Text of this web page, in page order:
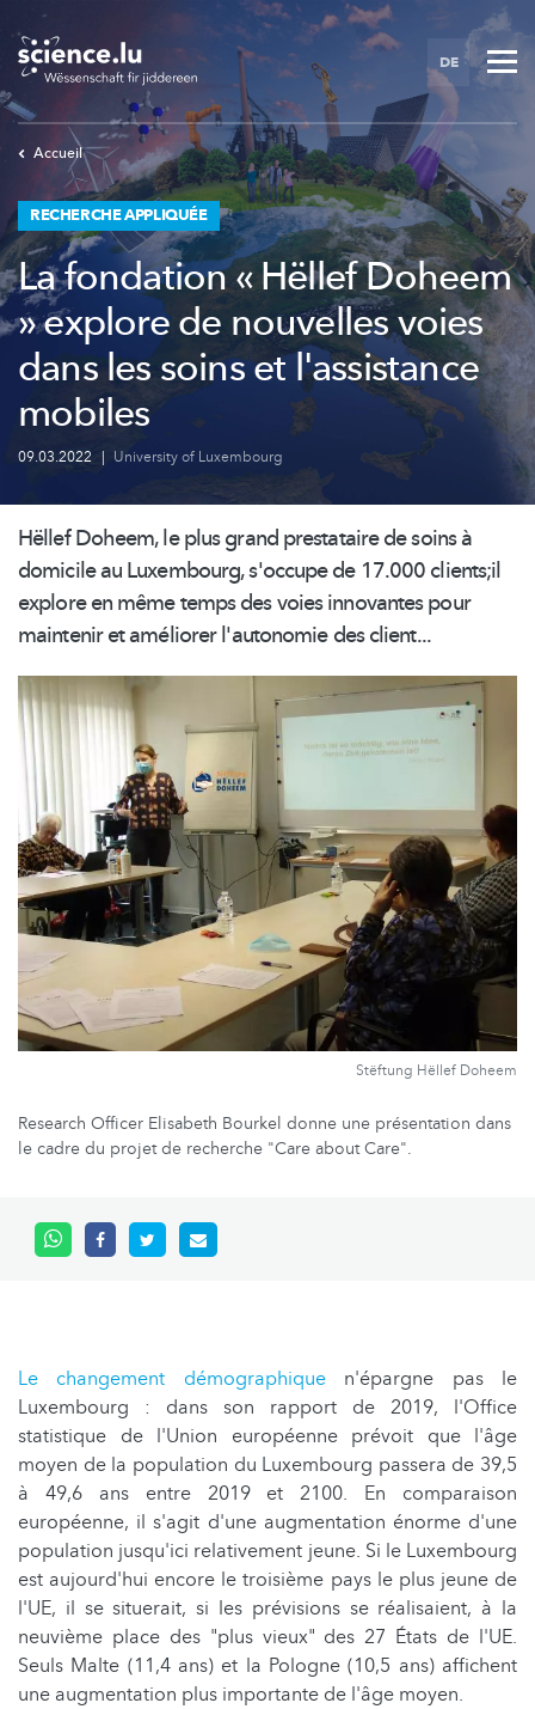
to
main
content
DE
Accueil
RECHERCHE APPLIQUÉE
La fondation « Hëllef Doheem
» explore de nouvelles voies
dans les soins et l'assistance
mobiles
09.03.2022 | University of Luxembourg
Hëllef Doheem, le plus grand prestataire de soins à
domicile au Luxembourg, s'occupe de 17.000 clients;il
explore en même temps des voies innovantes pour
maintenir et améliorer l'autonomie des client...
Stëftung Hëllef Doheem
Research Officer Elisabeth Bourkel donne une présentation dans
le cadre du projet de recherche "Care about Care".
Le changement démographiquen'épargne pas le
Luxembourg : dans son rapport de 2019, l'Office
statistique de l'Union européenne prévoit que l'âge
moyen de la population du Luxembourg passera de 39,5
à 49,6 ans entre 2019 et 2100. En comparaison
européenne, il s'agit d'une augmentation énorme d'une
population jusqu'ici relativement jeune. Si le Luxembourg
est aujourd'hui encore le troisième pays le plus jeune de
l'UE, il se situerait, si les prévisions se réalisaient, à la
neuvième place des "plus vieux" des 27 États de l'UE.
Seuls Malte (11,4 ans) et la Pologne (10,5 ans) affichent
une augmentation plus importante de l'âge moyen.